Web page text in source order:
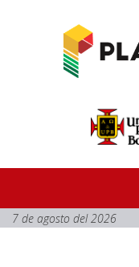
7 de agosto del 2026